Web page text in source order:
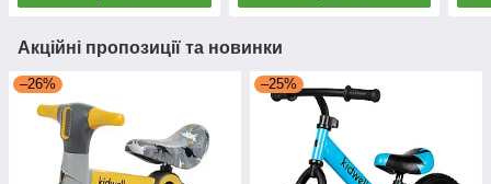
Акційні пропозиції та новинки
–26% –25%